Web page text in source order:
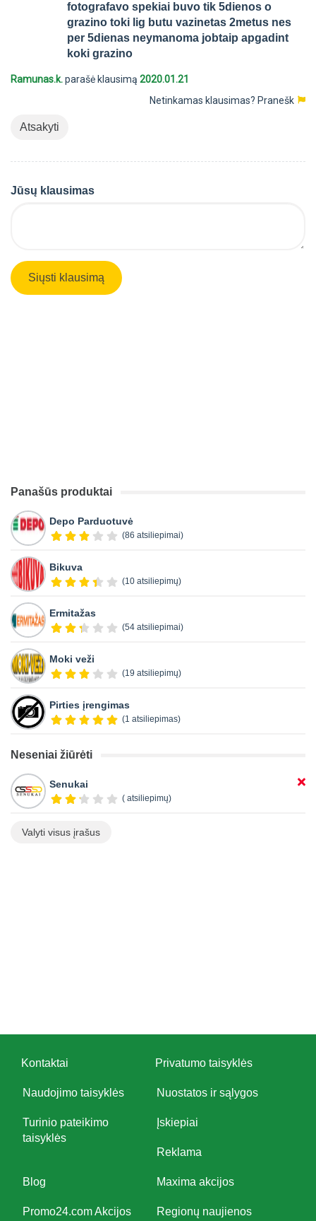
fotografavo spekiai buvo tik 5dienos o
grazino toki lig butu vazinetas 2metus nes
per 5dienas neymanoma jobtaip apgadint
koki grazino
Ramunas.k.parašė klausimą 2020.01.21
Netinkamas klausimas? Pranešk
Atsakyti
Jūsų klausimas
Panašūs produktai
Depo Parduotuvė
(86 atsiliepimai)
Bikuva
(10 atsiliepimų)
Ermitažas
(54 atsiliepimai)
Moki veži
(19 atsiliepimų)
Pirties įrengimas
(1 atsiliepimas)
Neseniai žiūrėti
Senukai
( atsiliepimų)
Valyti visus įrašus
Kontaktai Privatumo taisyklės
Naudojimo taisyklės Nuostatos ir sąlygos
Turinio pateikimo
taisyklės
Įskiepiai
Reklama
Blog Maxima akcijos
Promo24.com Akcijos Regionų naujienos